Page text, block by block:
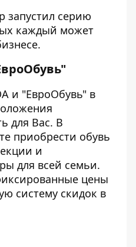
запустил серию
каждый может
и "ЕвроОбувь" в
для Вас. В
приобрести обувь
и
для всей семьи.
цены
систему скидок в